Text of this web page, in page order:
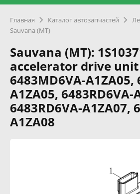
Главная Каталог автозапчастей
Sauvana (MT)
Sauvana (MT):
accelerator drive unit
6483MD6VA-A1ZA05,
A1ZA05, 6483RD6VA-
6483RD6VA-A1ZA07,
A1ZA08